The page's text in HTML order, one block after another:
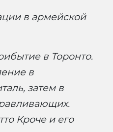
в армейской
в Торонто.
в
затем в
Кроче и его